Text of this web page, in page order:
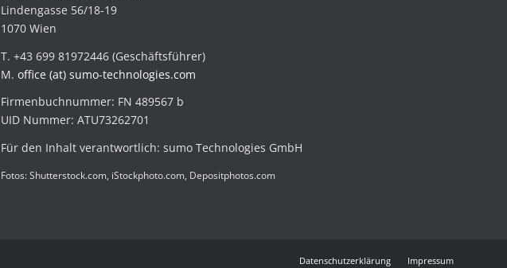
Lindengasse 56/18-19
1070 Wien
T. +43 699 81972446 (Geschäftsführer)
M.office (at) sumo-technologies.com
Firmenbuchnummer: FN 489567 b
UID Nummer: ATU73262701
Für den Inhalt verantwortlich: sumo Technologies GmbH
Fotos: Shutterstock.com, iStockphoto.com, Depositphotos.com
Datenschutzerklärung Impressum